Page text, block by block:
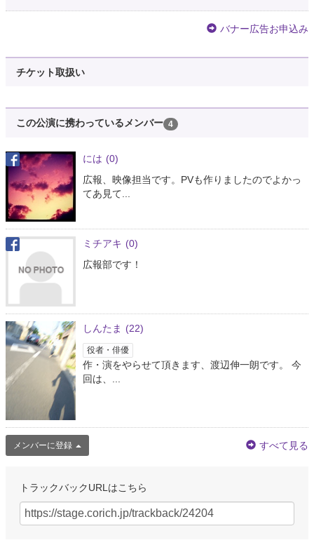
バナー広告お申込み
チケット取扱い
この公演に携わっているメンバー 4
には (0)
広報、映像担当です。PVも作りましたのでよかっ
てあ見て...
ミチアキ (0)
広報部です！
しんたま (22)
役者・俳優
作・演をやらせて頂きます、渡辺伸一朗です。 今
回は、...
メンバーに登録 すべて見る
トラックバックURLはこちら